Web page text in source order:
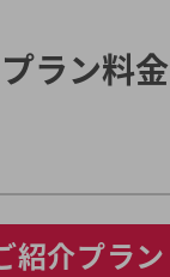
ラン料金
紹介プラン